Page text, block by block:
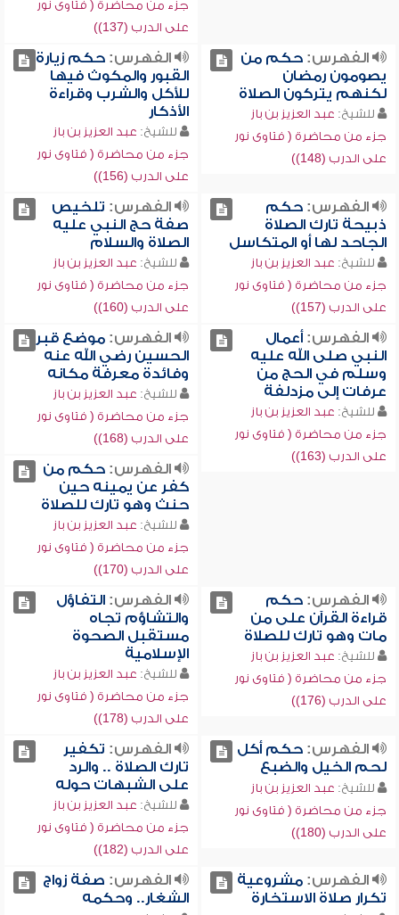
جزء من محاضرة ( فتاوى نور
على الدرب (137))
الفهرس:حكم من
يصومون رمضان
لكنهم يتركون الصلاة
للشيخ: عبد العزيز بن باز
جزء من محاضرة ( فتاوى نور
على الدرب (148))
الفهرس:حكم زيارة
القبور والمكوث فيها
للأكل والشرب وقراءة
الأذكار
للشيخ: عبد العزيز بن باز
جزء من محاضرة ( فتاوى نور
على الدرب (156))
الفهرس:حكم
ذبيحة تارك الصلاة
الجاحد لها أو المتكاسل
للشيخ: عبد العزيز بن باز
جزء من محاضرة ( فتاوى نور
على الدرب (157))
الفهرس: تلخيص
صفة حج النبي عليه
الصلاة والسلام
للشيخ: عبد العزيز بن باز
جزء من محاضرة ( فتاوى نور
على الدرب (160))
الفهرس:أعمال
النبي صلى الله عليه
وسلم في الحج من
عرفات إلى مزدلفة
للشيخ: عبد العزيز بن باز
جزء من محاضرة ( فتاوى نور
على الدرب (163))
الفهرس:موضع قبر
الحسين رضي الله عنه
وفائدة معرفة مكانه
للشيخ: عبد العزيز بن باز
جزء من محاضرة ( فتاوى نور
على الدرب (168))
الفهرس:حكم من
كفر عن يمينه حين
حنث وهو تارك للصلاة
للشيخ: عبد العزيز بن باز
جزء من محاضرة ( فتاوى نور
على الدرب (170))
الفهرس:حكم
قراءة القرآن على من
مات وهو تارك للصلاة
للشيخ: عبد العزيز بن باز
جزء من محاضرة ( فتاوى نور
على الدرب (176))
الفهرس:التفاؤل
والتشاؤم تجاه
مستقبل الصحوة
الإسلامية
للشيخ: عبد العزيز بن باز
جزء من محاضرة ( فتاوى نور
على الدرب (178))
الفهرس:حكم أكل
لحم الخيل والضبع
للشيخ: عبد العزيز بن باز
جزء من محاضرة ( فتاوى نور
على الدرب (180))
الفهرس: تكفير
تارك الصلاة .. والرد
على الشبهات حوله
للشيخ: عبد العزيز بن باز
جزء من محاضرة ( فتاوى نور
على الدرب (182))
الفهرس:مشروعية
تكرار صلاة الاستخارة
الفهرس: صفة زواج
الشغار.. وحكمه